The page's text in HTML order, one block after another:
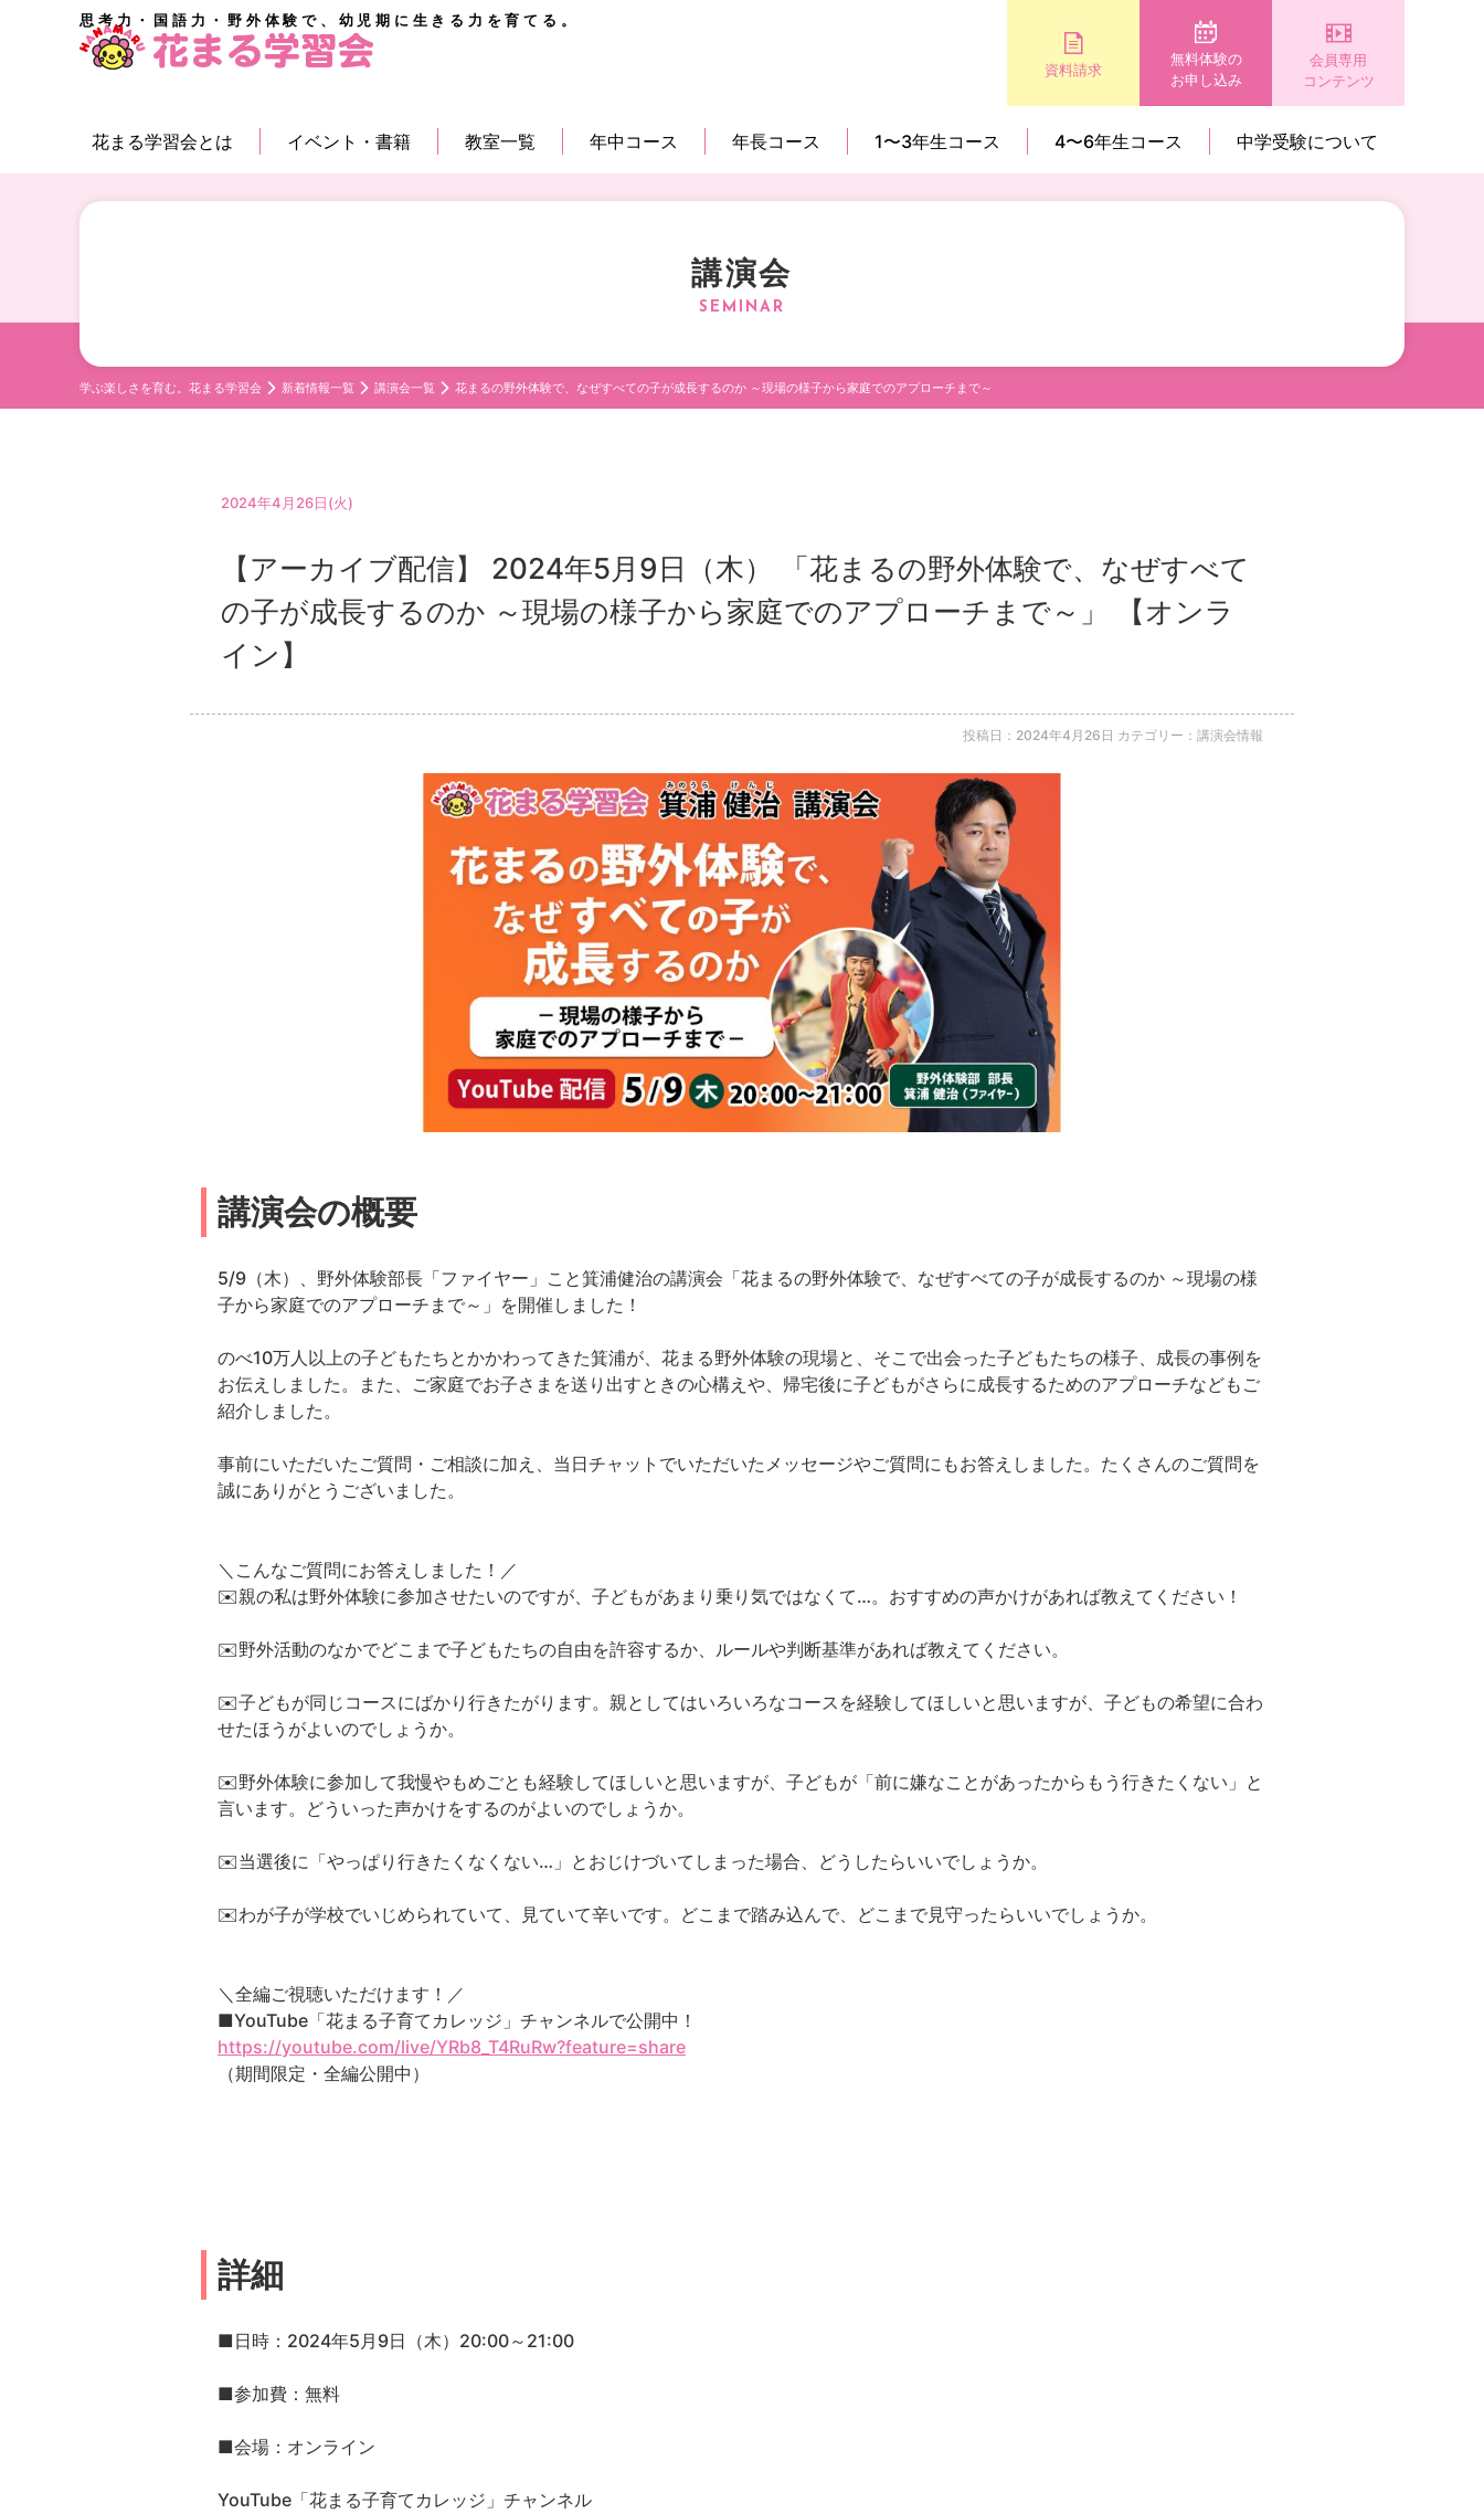
思考力・国語力・野外体験で、幼児期に生きる力を育てる。
資料請求
無料体験の
お申し込み
会員専用
コンテンツ
花まる学習会とは イベント・書籍 教室一覧 年中コース 年長コース 1〜3年生コース 4〜6年生コース 中学受験について
講演会
学ぶ楽しさを育む。花まる学習会 新着情報一覧 講演会一覧 花まるの野外体験で、なぜすべての子が成長するのか ～現場の様子から家庭でのアプローチまで～
2024年4月26日(火)
【アーカイブ配信】 2024年5月9日（木） 「花まるの野外体験で、なぜすべて
の子が成長するのか ～現場の様子から家庭でのアプローチまで～」 【オンラ
イン】
投稿日：2024年4月26日 カテゴリー：講演会情報
講演会の概要
5/9（木）、野外体験部長「ファイヤー」こと箕浦健治の講演会「花まるの野外体験で、なぜすべての子が成長するのか ～現場の様
子から家庭でのアプローチまで～」を開催しました！
のべ10万人以上の子どもたちとかかわってきた箕浦が、花まる野外体験の現場と、そこで出会った子どもたちの様子、成長の事例を
お伝えしました。また、ご家庭でお子さまを送り出すときの心構えや、帰宅後に子どもがさらに成長するためのアプローチなどもご
紹介しました。
事前にいただいたご質問・ご相談に加え、当日チャットでいただいたメッセージやご質問にもお答えしました。たくさんのご質問を
誠にありがとうございました。
＼こんなご質問にお答えしました！／
✉️親の私は野外体験に参加させたいのですが、子どもがあまり乗り気ではなくて…。おすすめの声かけがあれば教えてください！
✉️野外活動のなかでどこまで子どもたちの自由を許容するか、ルールや判断基準があれば教えてください。
✉️子どもが同じコースにばかり行きたがります。親としてはいろいろなコースを経験してほしいと思いますが、子どもの希望に合わ
せたほうがよいのでしょうか。
✉️野外体験に参加して我慢やもめごとも経験してほしいと思いますが、子どもが「前に嫌なことがあったからもう行きたくない」と
言います。どういった声かけをするのがよいのでしょうか。
✉️当選後に「やっぱり行きたくなくない…」とおじけづいてしまった場合、どうしたらいいでしょうか。
✉️わが子が学校でいじめられていて、見ていて辛いです。どこまで踏み込んで、どこまで見守ったらいいでしょうか。
＼全編ご視聴いただけます！／
■YouTube「花まる子育てカレッジ」チャンネルで公開中！
https://youtube.com/live/YRb8_T4RuRw?feature=share
（期間限定・全編公開中）
詳細
■日時：2024年5月9日（木）20:00～21:00
■参加費：無料
■会場：オンライン
YouTube「花まる子育てカレッジ」チャンネル